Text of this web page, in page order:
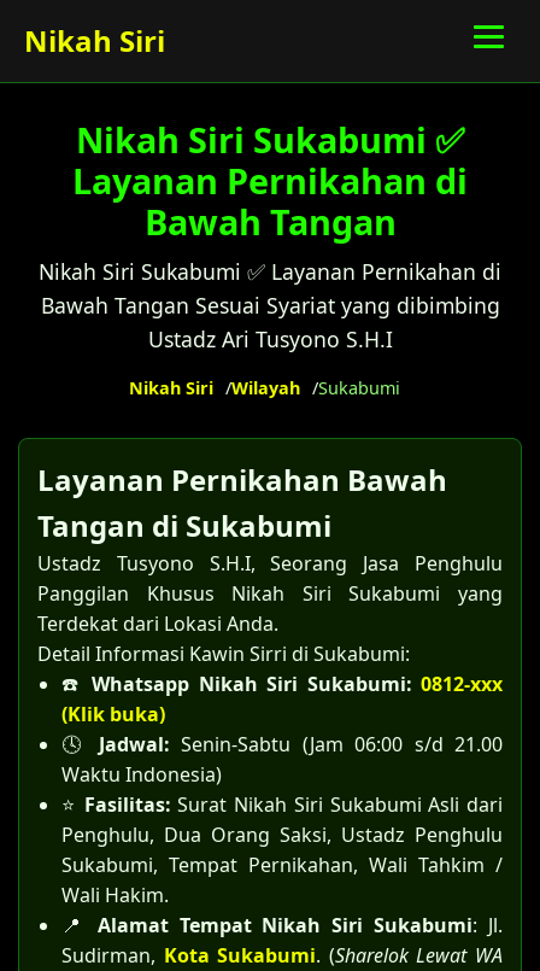
Nikah Siri
Nikah Siri Sukabumi ✅
Layanan Pernikahan di
Bawah Tangan
Nikah Siri Sukabumi ✅ Layanan Pernikahan di
Bawah Tangan Sesuai Syariat yang dibimbing
Ustadz Ari Tusyono S.H.I
Nikah Siri Wilayah Sukabumi
Layanan Pernikahan Bawah
Tangan di Sukabumi
Ustadz Tusyono S.H.I, Seorang Jasa Penghulu
Panggilan Khusus Nikah Siri Sukabumi yang
Terdekat dari Lokasi Anda.
Detail Informasi Kawin Sirri di Sukabumi:
☎️ Whatsapp Nikah Siri Sukabumi: 0812-xxx
(Klik buka)
🕓 Jadwal: Senin-Sabtu (Jam 06:00 s/d 21.00
Waktu Indonesia)
⭐ Fasilitas:Surat Nikah Siri Sukabumi Asli dari
Penghulu, Dua Orang Saksi, Ustadz Penghulu
Sukabumi, Tempat Pernikahan, Wali Tahkim /
Wali Hakim.
📍 Alamat Tempat Nikah Siri Sukabumi: Jl.
Sudirman, Kota Sukabumi. (Sharelok Lewat WA